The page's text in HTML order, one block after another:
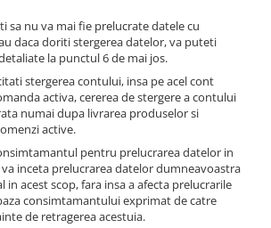
sa nu va mai fie prelucrate datele cu
daca doriti stergerea datelor, va puteti
la punctul 6 de mai jos.
stergerea contului, insa pe acel cont
activa, cererea de stergere a contului
numai dupa livrarea produselor si
active.
pentru prelucrarea datelor in
inceta prelucrarea datelor dumneavoastra
in acest scop, fara insa a afecta prelucrarile
consimtamantului exprimat de catre
de retragerea acestuia.